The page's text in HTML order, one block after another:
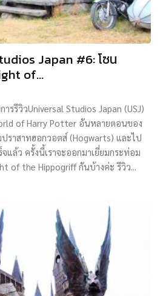
Japan #6: โซน
of...
รรีวิวUniversal Studios Japan (USJ)
of Harry Potter อันหลายตอนของ
ปราสาทฮอกวอตส์ (Hogwarts) และไป
แล้ว ครั้งนี้เราจะออกมาเยี่ยมกระท่อม
of the Hippogriff กันบ้างค่ะ รีวิว...